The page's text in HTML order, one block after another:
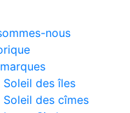
nous
Soleil des îles
Soleil des cîmes